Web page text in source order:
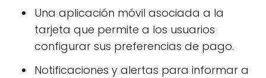
Una aplicación móvil asociada a la
tarjeta que permite a los usuarios
configurar sus preferencias de pago.
Notificaciones y alertas para informar a